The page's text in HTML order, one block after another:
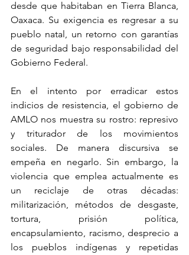
desde que habitaban en Tierra Blanca,
Oaxaca. Su exigencia es regresar a su
pueblo natal, un retorno con garantías
de seguridad bajo responsabilidad del
Gobierno Federal.
En el intento por erradicar estos
indicios de resistencia, el gobierno de
AMLO nos muestra su rostro: represivo
y triturador de los movimientos
sociales. De manera discursiva se
empeña en negarlo. Sin embargo, la
violencia que emplea actualmente es
un reciclaje de otras décadas:
militarización, métodos de desgaste,
tortura, prisión política,
encapsulamiento, racismo, desprecio a
los pueblos indígenas y repetidas